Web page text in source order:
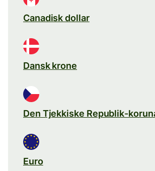
Canadisk dollar
Dansk krone
Den Tjekkiske Republik-
Euro